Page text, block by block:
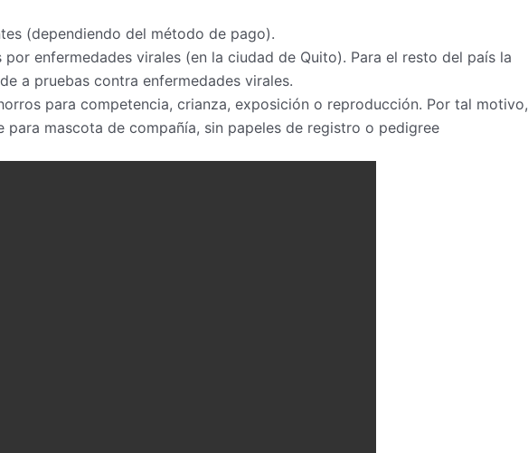
(dependiendo del método de pago).
por enfermedades virales (en la ciudad de Quito). Para el resto del país la
a pruebas contra enfermedades virales.
para competencia, crianza, exposición o reproducción. Por tal motivo,
para mascota de compañía, sin papeles de registro o pedigree